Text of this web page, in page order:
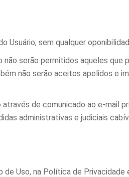
sem qualquer
serão permitidos aqueles que
não serão aceitos apelidos e
de comunicado ao e-mail
administrativas e judiciais
Uso, na Política de Privacidade